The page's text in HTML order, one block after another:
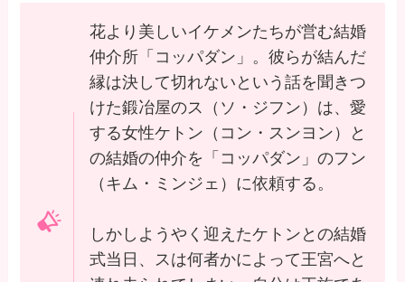
花より美しいイケメンたちが営む結婚
仲介所「コッパダン」。彼らが結んだ
縁は決して切れないという話を聞きつ
けた鍛冶屋のス（ソ・ジフン）は、愛
する女性ケトン（コン・スンヨン）と
の結婚の仲介を「コッパダン」のフン
（キム・ミンジェ）に依頼する。
しかしようやく迎えたケトンとの結婚
式当日、スは何者かによって王宮へと